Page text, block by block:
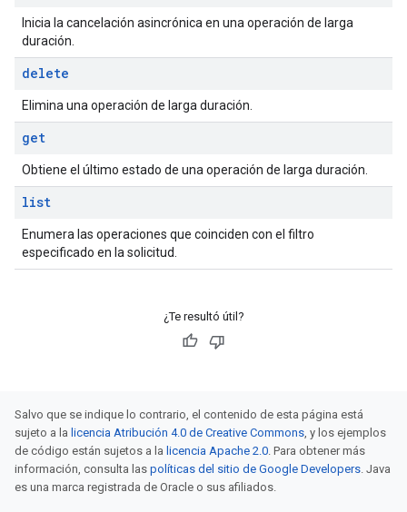
Inicia la cancelación asincrónica en una operación de larga
duración.
delete
Elimina una operación de larga duración.
get
Obtiene el último estado de una operación de larga duración.
list
Enumera las operaciones que coinciden con el filtro
especificado en la solicitud.
¿Te resultó útil?
Salvo que se indique lo contrario, el contenido de esta página está
sujeto a la licencia Atribución 4.0 de Creative Commons, y los ejemplos
de código están sujetos a la licencia Apache 2.0. Para obtener más
información, consulta las políticas del sitio de Google Developers. Java
es una marca registrada de Oracle o sus afiliados.